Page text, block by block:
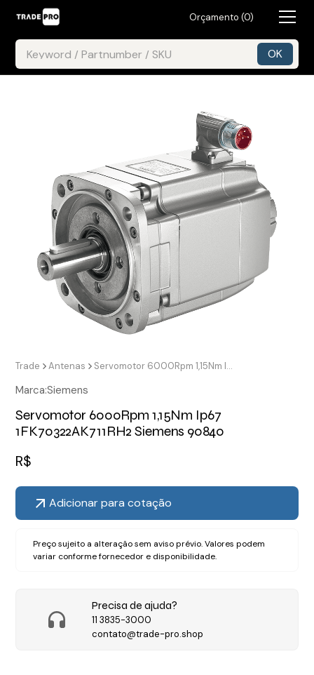
Orçamento (0)
Trade Antenas Servomotor 6000Rpm 1,15Nm Ip67 1FK70322AK711RH2 Siemens 90840
Marca:Siemens
Servomotor 6000Rpm 1,15Nm Ip67
1FK70322AK711RH2 Siemens 90840
R$
Adicionar para cotação
Preço sujeito a alteração sem aviso prévio. Valores podem
variar conforme fornecedor e disponibilidade.
Precisa de ajuda?
11 3835-3000
contato@trade-pro.shop